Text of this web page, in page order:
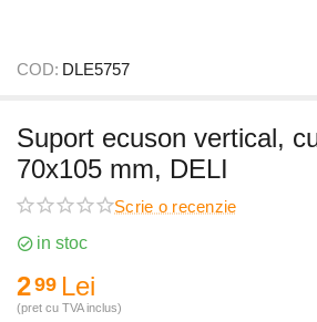
COD: DLE5757
Suport ecuson vertical,
70x105 mm, DELI
Scrie o recenzie
in stoc
299 Lei
(pret cu TVA inclus)